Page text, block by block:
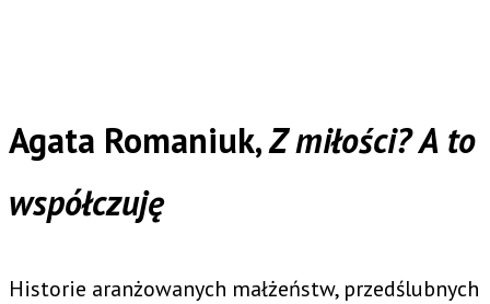
Agata Romaniuk,Z miłości? A to
współczuję
Historie aranżowanych małżeństw, przedślubnych